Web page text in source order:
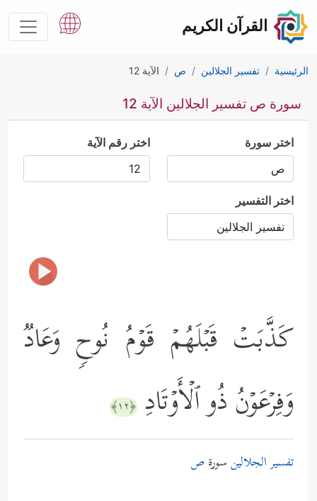
القرآن الكريم
الرئيسية تفسير الجلالين ص الآية 12
سورة ص تفسير الجلالين الآية 12
اختر سورة اختر رقم الآية
اختر التفسير
كَذَّبَتۡ قَبۡلَهُمۡ قَوۡمُ نُوحࣲ وَعَادࣱ
وَفِرۡعَوۡنُ ذُو ٱلۡأَوۡتَادِ ﴿١٢﴾
تفسير الجلالينسورة ص